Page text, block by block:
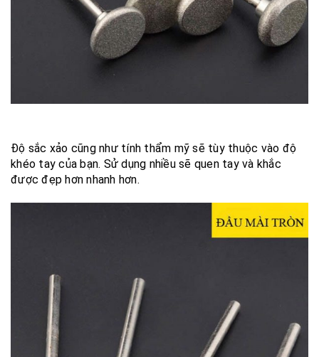
Độ sắc xảo cũng như tính thẩm mỹ sẽ tùy thuộc vào độ
khéo tay của bạn. Sử dụng nhiều sẽ quen tay và khắc
được đẹp hơn nhanh hơn.